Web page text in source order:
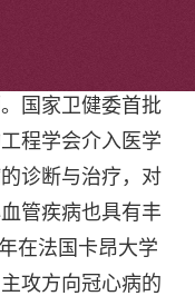
国家卫健委首批
程学会介入医学
诊断与治疗，对
管疾病也具有丰
在法国卡昂大学
攻方向冠心病的